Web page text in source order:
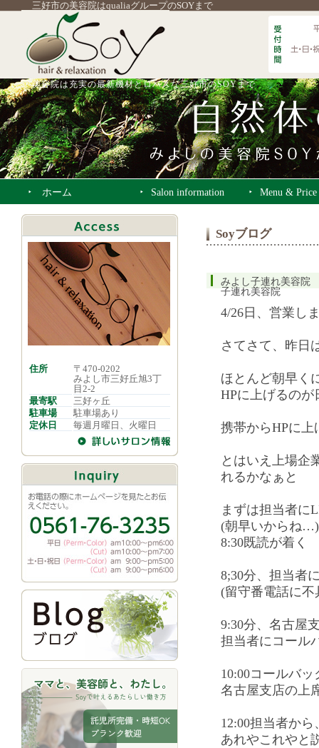
三好市の美容院はqualiaグループのSOYまで
美容院は充実の最新機材とロハスな三好市のSOYまで
ホーム Salon information Menu & Price
Soyブログ
みよし子連れ美容
子連れ美容院
4/26日、営業し
さてさて、昨日
ほとんど朝早く
HPに上げるの
携帯からHPに
とはいえ上場企
れるかなぁと
まずは担当者に
(朝早いからね…)
8:30既読が着く
8;30分、担当者
(留守番電話に
9:30分、名古屋
担当者にコール
10:00コールバ
名古屋支店の上
12:00担当者か
あれやこれやと
住所
〒470-0202
みよし市三好丘旭3丁
目2-2
最寄駅
三好ヶ丘
駐車場
駐車場あり
定休日
毎週月曜日、火曜日